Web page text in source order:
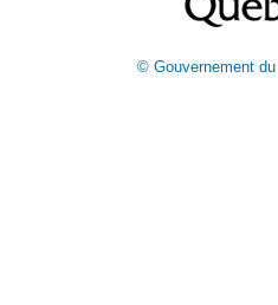
© Gouvernement